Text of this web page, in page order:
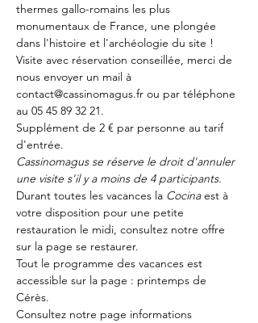
thermes gallo-romains les plus
monumentaux de France, une plongée
dans l'histoire et l'archéologie du site !
Visite avec réservation conseillée, merci de
nous envoyer un mail à
contact@cassinomagus.fr ou par téléphone
au 05 45 89 32 21.
Supplément de 2 € par personne au tarif
d'entrée.
Cassinomagus se réserve le droit d'annuler
une visite s'il y a moins de 4 participants.
Durant toutes les vacances la Cocina est à
votre disposition pour une petite
restauration le midi, consultez notre offre
sur la page se restaurer.
Tout le programme des vacances est
accessible sur la page : printemps de
Cérès.
Consultez notre page informations